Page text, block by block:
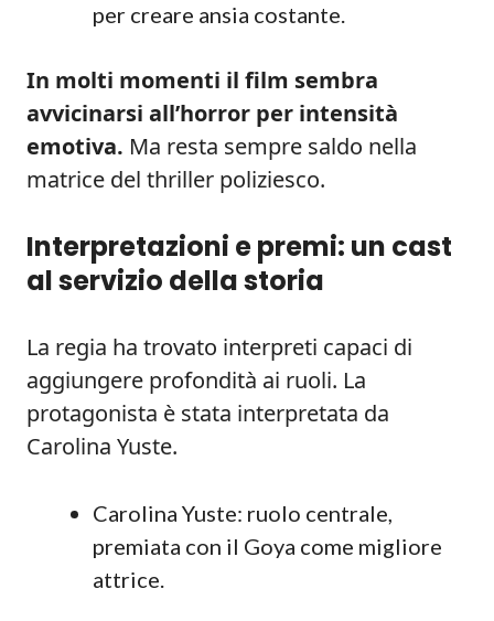
per creare ansia costante.
In molti momenti il film sembra
avvicinarsi all’horror per intensità
emotiva. Ma resta sempre saldo nella
matrice del thriller poliziesco.
Interpretazioni e premi: un cast
al servizio della storia
La regia ha trovato interpreti capaci di
aggiungere profondità ai ruoli. La
protagonista è stata interpretata da
Carolina Yuste.
Carolina Yuste: ruolo centrale,
premiata con il Goya come migliore
attrice.